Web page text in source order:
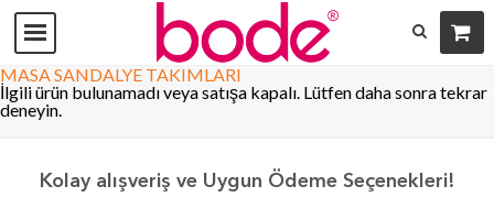
MASA SANDALYE TAKIMLARI
İlgili ürün bulunamadı veya satışa kapalı. Lütfen daha sonra tekrar
deneyin.
Kolay alışveriş ve Uygun Ödeme Seçenekleri!